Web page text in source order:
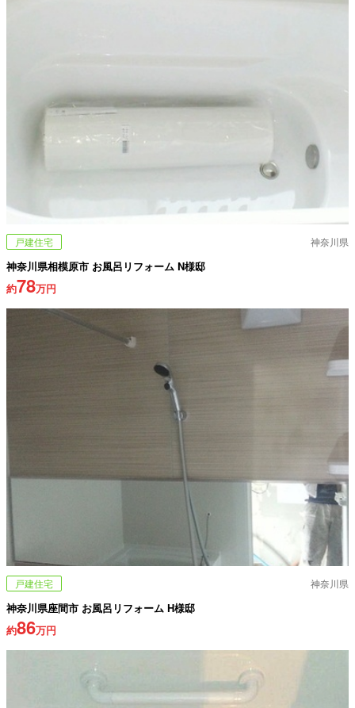
戸建住宅 神奈川県
神奈川県相模原市 お風呂リフォーム N様邸
約78万円
戸建住宅 神奈川県
神奈川県座間市 お風呂リフォーム H様邸
約86万円